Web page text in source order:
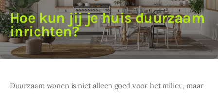
Geld
Gezondheid
Lifestyle
Ouders
Hoe kun jij je huis duurzaam
inrichten?
Duurzaam wonen is niet alleen goed voor het milieu, maar